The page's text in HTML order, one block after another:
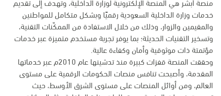
خدمات وزارة الداخلية السعودية رقميًا وبشكل متكامل للمواطنين
والمقيمين والزوار، وذلك من خلال الاستفادة من الممكّنات التقنية،
وتسخير التقنيات الحديثة؛ بما يوفر تجربة مستخدم متميزة عبر خدمات
مؤتمتة ذات موثوقية وأمان وكفاءة عالية.
وحققت المنصة قفزات كبيرة منذ تدشينها عام 2010م عبر خدماتها
المقدمة، وأصبحت تنافس منصات الحكومات الرقمية على مستوى
العالم، ومن أوائل المنصات على مستوى الشرق الأوسط، حيث